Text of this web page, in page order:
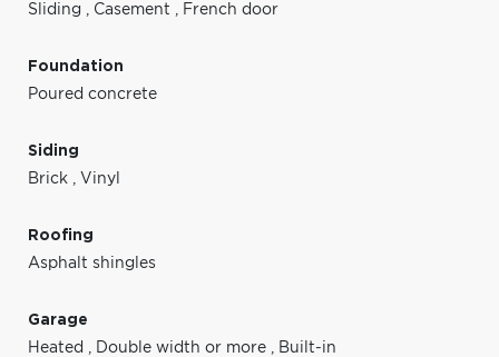
Sliding , Casement , French door
Foundation
Poured concrete
Siding
Brick , Vinyl
Roofing
Asphalt shingles
Garage
Heated , Double width or more , Built-in